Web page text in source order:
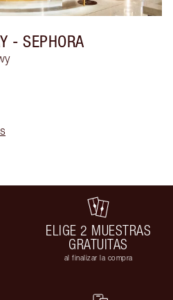
- SEPHORA
ELIGE 2 MUESTRAS
GRATUITAS
al finalizar la compra